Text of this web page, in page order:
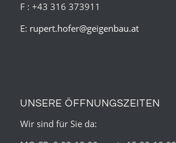
F : +43 316 373911
E: rupert.hofer@geigenbau.at
UNSERE ÖFFNUNGSZEITEN
Wir sind für Sie da: